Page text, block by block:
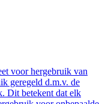
voor hergebruik van
geregeld d.m.v. de
Dit betekent dat elk